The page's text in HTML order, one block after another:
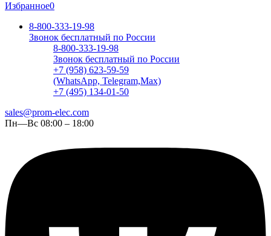
Избранное0
8-800-333-19-98
Звонок бесплатный по России
8-800-333-19-98
Звонок бесплатный по России
+7 (958) 623-59-59
(WhatsApp, Telegram,Max)
+7 (495) 134-01-50
sales@prom-elec.com
Пн—Вс 08:00 – 18:00